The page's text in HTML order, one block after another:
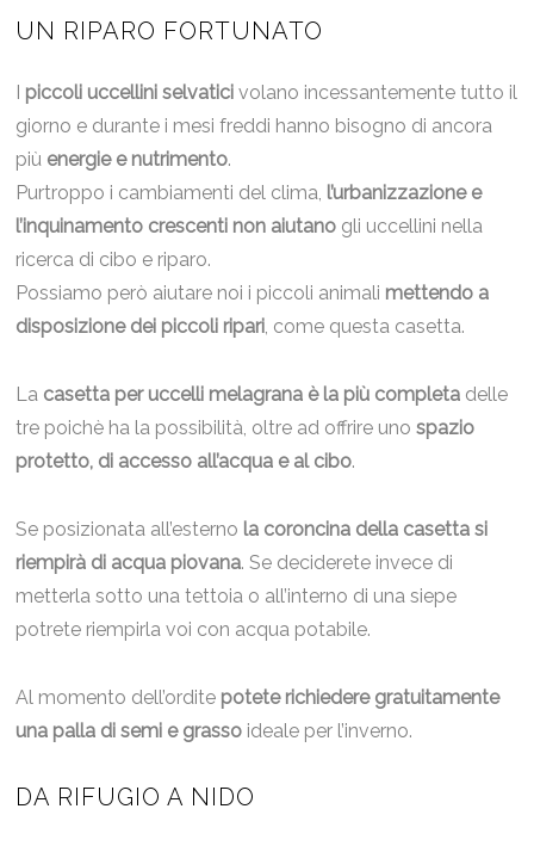
UN RIPARO FORTUNATO
piccoli uccellini selvatici volano incessantemente tutto il
giorno e durante i mesi freddi hanno bisogno di ancora
più energie e nutrimento.
Purtroppo i cambiamenti del clima, l’urbanizzazione e
l’inquinamento crescenti non aiutano gli uccellini nella
ricerca di cibo e riparo.
Possiamo però aiutare noi i piccoli animali mettendo a
disposizione dei piccoli ripari, come questa casetta.
La casetta per uccelli melagrana è la più completa delle
tre poichè ha la possibilità, oltre ad offrire unospazio
protetto, di accesso all’acqua e al cibo.
Se posizionata all’esterno la coroncina della casetta si
riempirà di acqua piovana. Se deciderete invece di
metterla sotto una tettoia o all’interno di una siepe
potrete riempirla voi con acqua potabile.
Al momento dell’ordite potete richiedere gratuitamente
una palla di semi e grasso ideale per l’inverno.
DA RIFUGIO A NIDO